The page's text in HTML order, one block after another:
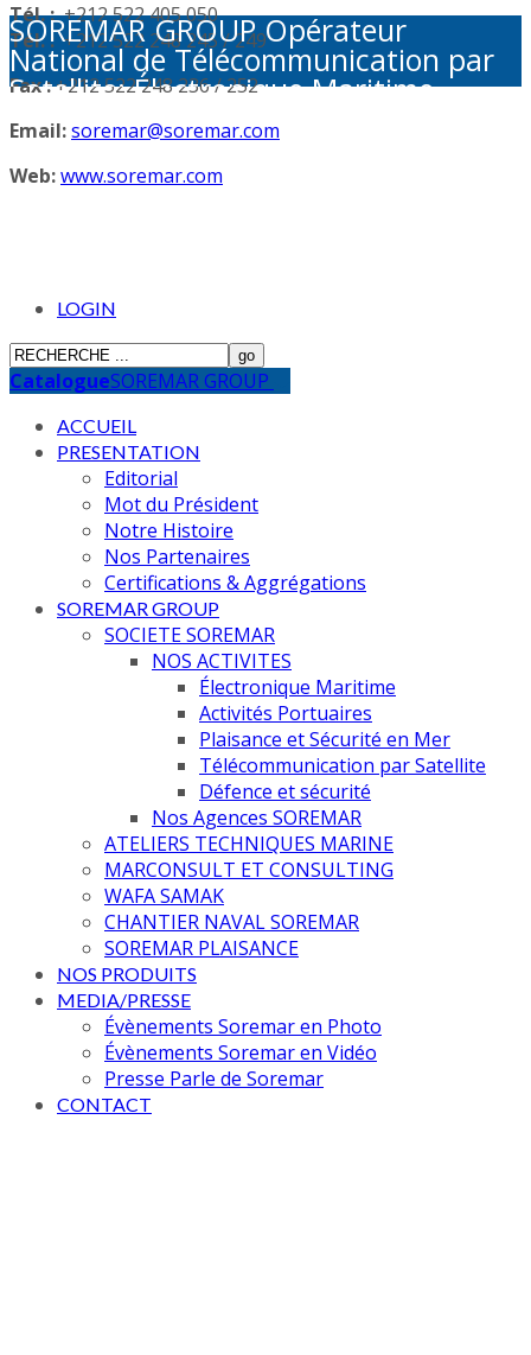
Tél. :+212 522 405 050
Tél. :+212 522 248 245 / 249
Fax :+212 522 248 236 / 252
Email:soremar@soremar.com
Web:www.soremar.com
LOGIN
CatalogueSOREMAR GROUP
ACCUEIL
PRESENTATION
Editorial
Mot du Président
Notre Histoire
Nos Partenaires
Certifications & Aggrégations
SOREMAR GROUP
SOCIETE SOREMAR
NOS ACTIVITES
Électronique Maritime
Activités Portuaires
Plaisance et Sécurité en Mer
Télécommunication par Satellite
Défence et sécurité
Nos Agences SOREMAR
ATELIERS TECHNIQUES MARINE
MARCONSULT ET CONSULTING
WAFA SAMAK
CHANTIER NAVAL SOREMAR
SOREMAR PLAISANCE
NOS PRODUITS
MEDIA/PRESSE
Évènements Soremar en Photo
Évènements Soremar en Vidéo
Presse Parle de Soremar
CONTACT
SOREMAR GROUP Opérateur
National de Télécommunication par
Satellite: Électronique Maritime -
Activités Portuaires - Plaisance et
Sécurité en Mer - Télécommunication
par Satellite - Défense et sécurité -